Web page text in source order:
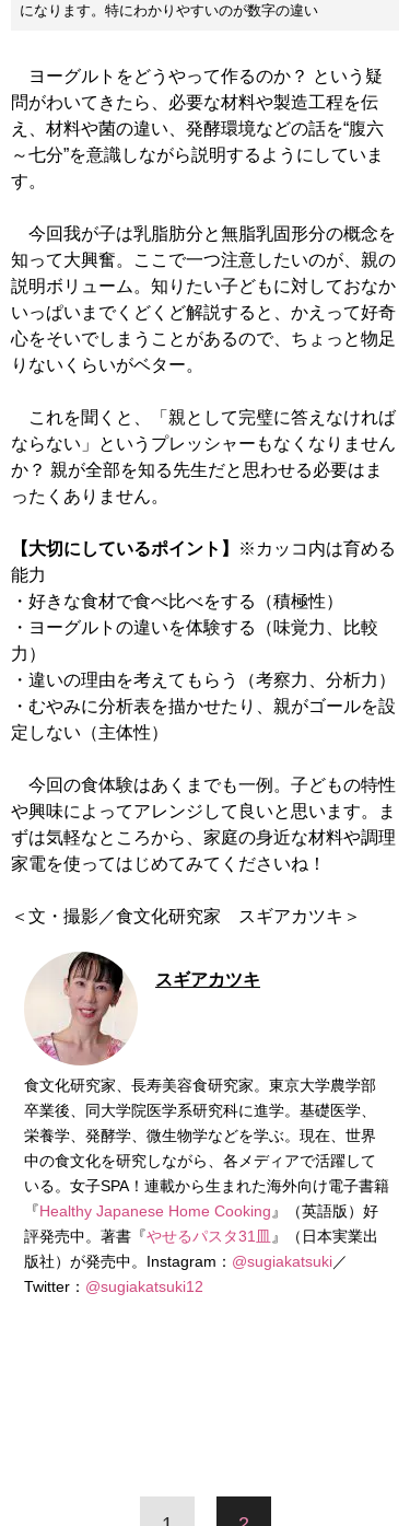
になります。特にわかりやすいのが数字の違い
ヨーグルトをどうやって作るのか？ という疑
問がわいてきたら、必要な材料や製造工程を伝
え、材料や菌の違い、発酵環境などの話を“腹六
～七分”を意識しながら説明するようにしていま
す。
今回我が子は乳脂肪分と無脂乳固形分の概念を
知って大興奮。ここで一つ注意したいのが、親の
説明ボリューム。知りたい子どもに対しておなか
いっぱいまでくどくど解説すると、かえって好奇
心をそいでしまうことがあるので、ちょっと物足
りないくらいがベター。
これを聞くと、「親として完璧に答えなければ
ならない」というプレッシャーもなくなりません
か？ 親が全部を知る先生だと思わせる必要はま
ったくありません。
【大切にしているポイント】
※カッコ内は育める
能力
・好きな食材で食べ比べをする（積極性）
・ヨーグルトの違いを体験する（味覚力、比較
力）
・違いの理由を考えてもらう（考察力、分析力）
・むやみに分析表を描かせたり、親がゴールを設
定しない（主体性）
今回の食体験はあくまでも一例。子どもの特性
や興味によってアレンジして良いと思います。ま
ずは気軽なところから、家庭の身近な材料や調理
家電を使ってはじめてみてくださいね！
＜文・撮影／食文化研究家 スギアカツキ＞
スギアカツキ
食文化研究家、長寿美容食研究家。東京大学農学部
卒業後、同大学院医学系研究科に進学。基礎医学、
栄養学、発酵学、微生物学などを学ぶ。現在、世界
中の食文化を研究しながら、各メディアで活躍して
いる。女子SPA！連載から生まれた海外向け電子書籍
『Healthy Japanese Home Cooking 』（英語版）好
評発売中。著書『やせるパスタ31皿 』（日本実業出
版社）が発売中。Instagram： @sugiakatsuki／
Twitter： @sugiakatsuki12